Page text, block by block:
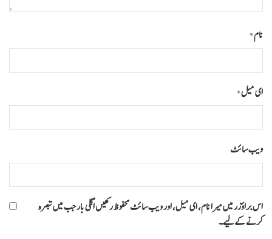
نام*
ای میل*
ویب‌ سائٹ
اس براؤزر میں میرا نام، ای میل، اور ویب سائٹ محفوظ رکھیں اگلی بار جب میں تبصرہ
کرنے کےلیے۔